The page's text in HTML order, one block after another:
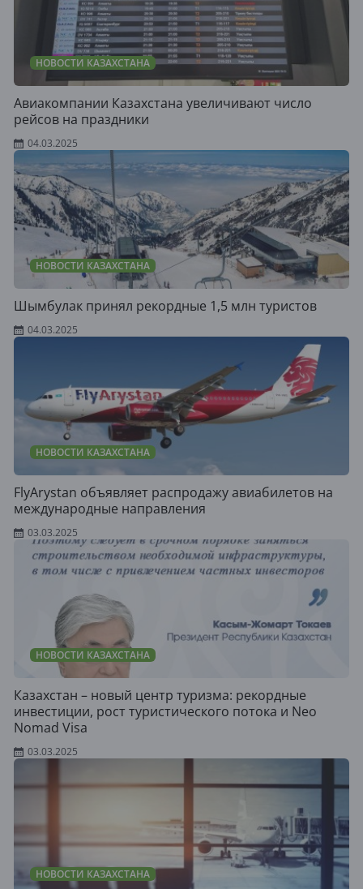
НОВОСТИ КАЗАХСТАНА
Aвиакомпании Казахстана увеличивают число
рейсов на праздники
04.03.2025
НОВОСТИ КАЗАХСТАНА
Шымбулак принял рекордные 1,5 млн туристов
04.03.2025
НОВОСТИ КАЗАХСТАНА
FlyArystan объявляет распродажу авиабилетов на
международные направления
03.03.2025
НОВОСТИ КАЗАХСТАНА
Казахстан – новый центр туризма: рекордные
инвестиции, рост туристического потока и Neo
Nomad Visa
03.03.2025
НОВОСТИ КАЗАХСТАНА